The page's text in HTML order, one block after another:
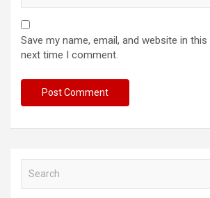
Save my name, email, and website in
next time I comment.